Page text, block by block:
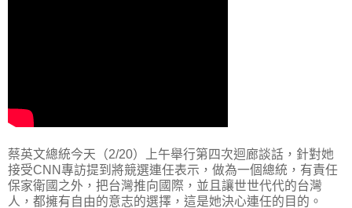
蔡英文總統今天（2/20）上午舉行第四次迴廊談話，針對她
接受CNN專訪提到將競選連任表示，做為一個總統，有責任
保家衛國之外，把台灣推向國際，並且讓世世代代的台灣
人，都擁有自由的意志的選擇，這是她決心連任的目的。